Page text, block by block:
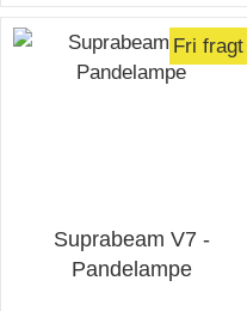
Fri fragt
Suprabeam V7 -
Pandelampe